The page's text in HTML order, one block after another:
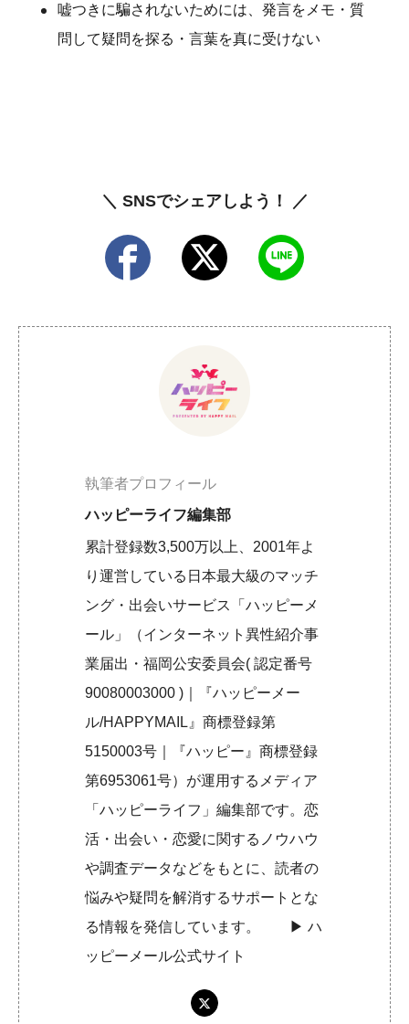
嘘つきに騙されないためには、発言をメモ・質
問して疑問を探る・言葉を真に受けない
＼ SNSでシェアしよう！ ／
執筆者プロフィール
ハッピーライフ編集部
累計登録数3,500万以上、2001年よ
り運営している日本最大級のマッチ
ング・出会いサービス「ハッピーメ
ール」（インターネット異性紹介事
業届出・福岡公安委員会( 認定番号
90080003000 )｜『ハッピーメー
ル/HAPPYMAIL』商標登録第
5150003号｜『ハッピー』商標登録
第6953061号）が運用するメディア
「ハッピーライフ」編集部です。恋
活・出会い・恋愛に関するノウハウ
や調査データなどをもとに、読者の
悩みや疑問を解消するサポートとな
る情報を発信しています。 ▶︎ハ
ッピーメール公式サイト